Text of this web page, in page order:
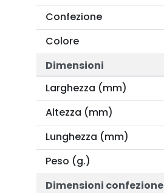
Confezione
Colore
Dimensioni
Larghezza (mm)
Altezza (mm)
Lunghezza (mm)
Peso (g.)
Dimensioni confezione